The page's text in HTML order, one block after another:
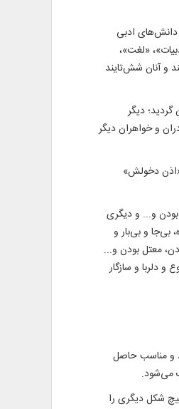
ادبی
«لغت»،
و آنان شش‌تایند
دیگر
و خواهران دیگر
«اذن دخولش»
بودن و... و دیگری
بی‌جا و بی‌بار و
معتل بودن و...
دلربا و سازگار
و مناسب حاصل
می‌شود.
شکل دیگری را